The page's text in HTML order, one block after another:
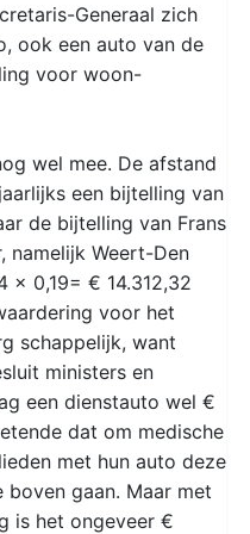
Generaal zich
ook een auto van de
voor woon-
wel mee. De afstand
een bijtelling van
de bijtelling van Frans
namelijk Weert-Den
x 0,19= € 14.312,32
voor het
schappelijk, want
ministers en
een dienstauto wel €
dat om medische
met hun auto deze
gaan. Maar met
is het ongeveer €